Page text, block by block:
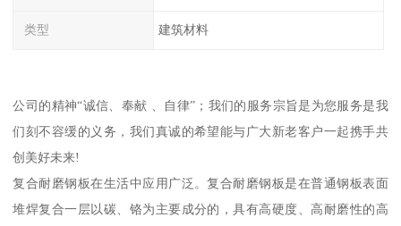
类型 建筑材料
公司的精神“诚信、奉献 、自律”；我们的服务宗旨是为您服务是我
们刻不容缓的义务，我们真诚的希望能与广大新老客户一起携手共
创美好未来!
复合耐磨钢板在生活中应用广泛。复合耐磨钢板是在普通钢板表面
堆焊复合一层以碳、铬为主要成分的，具有高硬度、高耐磨性的高